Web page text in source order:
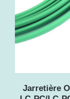
Jarretière